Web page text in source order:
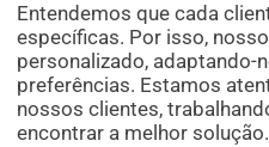
Entendemos que cada
específicas. Por isso,
personalizado, adaptando-
preferências. Estamos
nossos clientes,
encontrar a melhor solução.